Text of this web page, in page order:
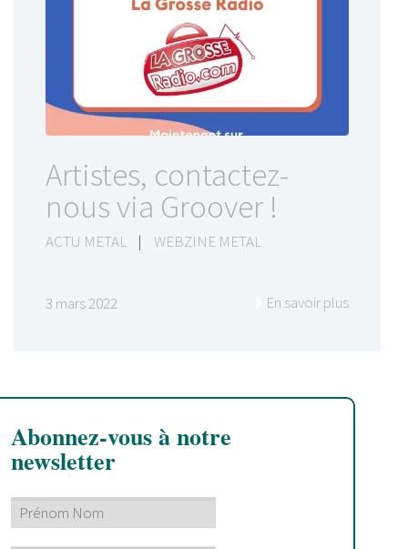
Artistes, contactez-
nous via Groover !
ACTU METAL | WEBZINE METAL
3 mars 2022 En savoir plus
Abonnez-vous à notre
newsletter